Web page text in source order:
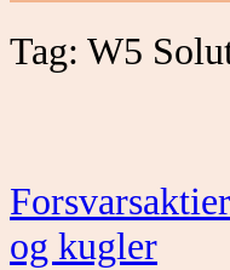
Tag: W5
og kugler